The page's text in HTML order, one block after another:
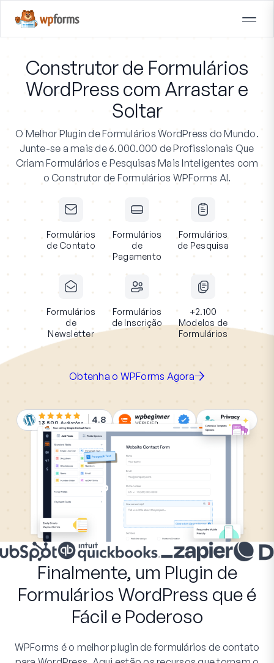
Construtor de Formulários
WordPress com Arrastar e
Soltar
O Melhor Plugin de Formulários WordPress do Mundo.
Junte-se a mais de 6.000.000 de Profissionais Que
Criam Formulários e Pesquisas Mais Inteligentes com
o Construtor de Formulários WPForms AI.
Formulários
de Contato
Formulários
de
Pagamento
Formulários
de Pesquisa
Formulários
de
Newsletter
Formulários
de Inscrição
+2.100
Modelos de
Formulários
Obtenha o WPForms Agora
13.500 Avaliações 4.8
Finalmente, um Plugin de
Formulários WordPress que é
Fácil e Poderoso
WPForms é o melhor plugin de formulários de contato